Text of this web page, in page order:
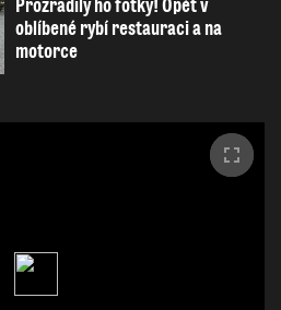
Prozradily ho fotky! Opět v
oblíbené rybí restauraci a na
motorce